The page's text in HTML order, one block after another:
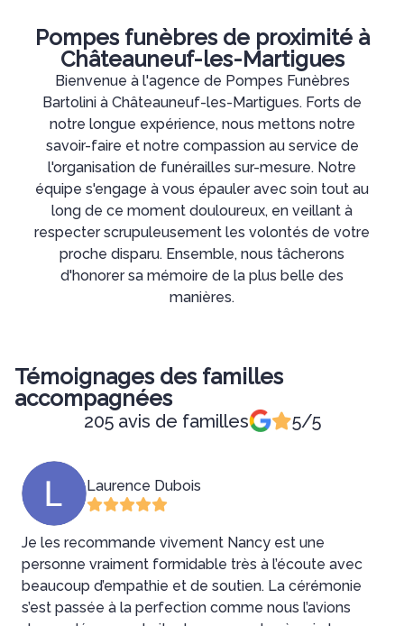
Pompes funèbres de proximité à
Châteauneuf-les-Martigues
Bienvenue à l'agence de Pompes Funèbres
Bartolini à Châteauneuf-les-Martigues. Forts de
notre longue expérience, nous mettons notre
savoir-faire et notre compassion au service de
l'organisation de funérailles sur-mesure. Notre
équipe s'engage à vous épauler avec soin tout au
long de ce moment douloureux, en veillant à
respecter scrupuleusement les volontés de votre
proche disparu. Ensemble, nous tâcherons
d'honorer sa mémoire de la plus belle des
manières.
Témoignages des familles
accompagnées
205 avis de familles 5/5
Laurence Dubois
Je les recommande vivement Nancy est une
personne vraiment formidable très à l’écoute avec
beaucoup d’empathie et de soutien. La cérémonie
s’est passée à la perfection comme nous l’avions